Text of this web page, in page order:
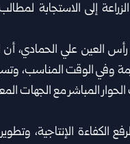
إلى الاستجابة
العين علي الحمادي،
وفي الوقت المناسب،
المباشر مع الجهات
الإنتاجية،